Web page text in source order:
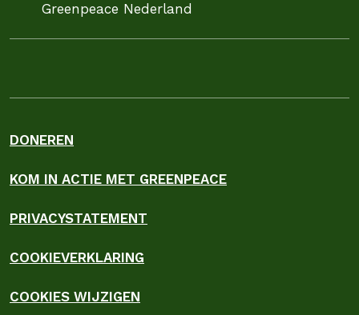
Greenpeace Nederland
DONEREN
KOM IN ACTIE MET GREENPEACE
PRIVACYSTATEMENT
COOKIEVERKLARING
COOKIES WIJZIGEN